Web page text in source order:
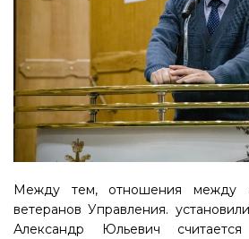
Между тем, отношения между
ветеранов Управления.
Александр Юльевич